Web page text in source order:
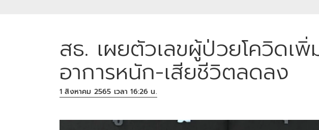
สธ. เผยตัวเลขผู้ป่วยโควิดเ
อาการหนัก-เสียชีวิตลดลง​
1 สิงหาคม 2565 เวลา 16:26 น.